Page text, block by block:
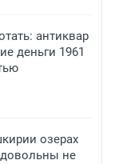
антиквар
деньги 1961
озерах
не